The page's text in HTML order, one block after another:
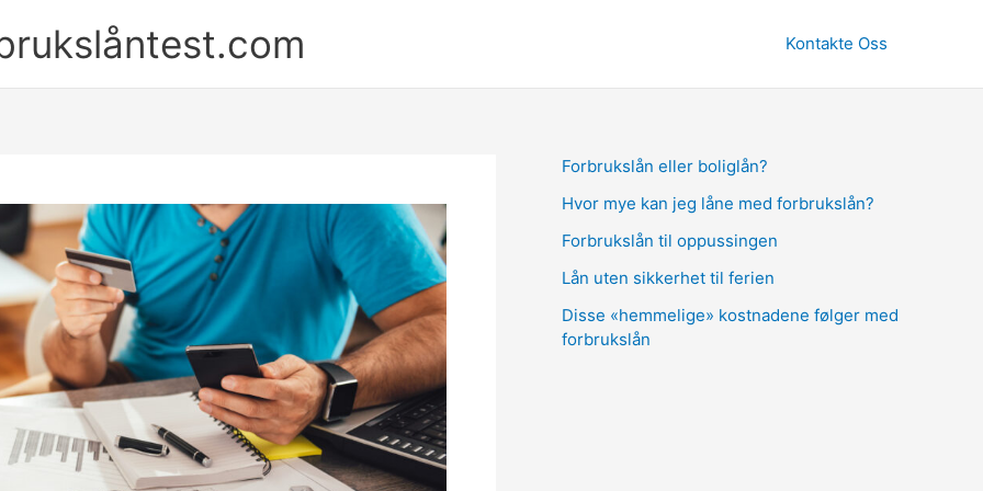
Kontakte Oss
Forbrukslån eller boliglån?
Hvor mye kan jeg låne med forbrukslån?
Forbrukslån til oppussingen
Lån uten sikkerhet til ferien
Disse «hemmelige» kostnadene følger med
forbrukslån